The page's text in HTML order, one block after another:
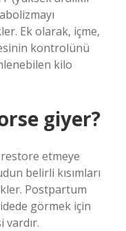
Ek olarak, içme,
kontrolünü
kilo
giyer?
restore etmeye
belirli kısımları
Postpartum
görmek için
vardır.